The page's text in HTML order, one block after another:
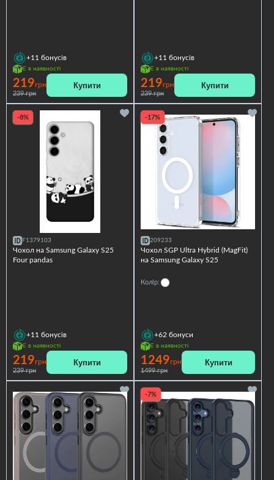
+11 бонусів
Є в наявності
219грн
239 грн
Купити
+11 бонусів
Є в наявності
219грн
239 грн
Купити
-8%
F1379103
Чохол на Samsung Galaxy S25
Four pandas
+11 бонусів
Є в наявності
219грн
239 грн
Купити
-17%
209233
Чохол SGP Ultra Hybrid (MagFit)
на Samsung Galaxy S25
Колір:
+62 бонуси
Є в наявності
1249грн
1499 грн
Купити
-7%